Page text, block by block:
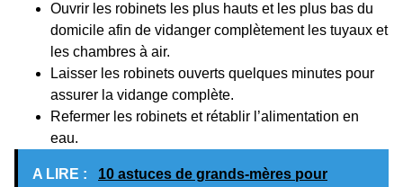
Ouvrir les robinets les plus hauts et les plus bas du
domicile afin de vidanger complètement les tuyaux et
les chambres à air.
Laisser les robinets ouverts quelques minutes pour
assurer la vidange complète.
Refermer les robinets et rétablir l’alimentation en
eau.
A LIRE :
10 astuces de grands-mères pour